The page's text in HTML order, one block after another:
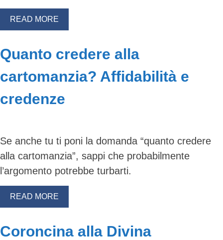
READ MORE
Quanto credere alla
cartomanzia? Affidabilità e
credenze
Se anche tu ti poni la domanda “quanto credere
alla cartomanzia”, sappi che probabilmente
l’argomento potrebbe turbarti.
READ MORE
Coroncina alla Divina